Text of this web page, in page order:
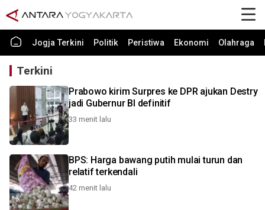
Jogja Terkini Politik Peristiwa Ekonomi Olahraga
Terkini
Prabowo kirim Surpres ke DPR ajukan Destry
jadi Gubernur BI definitif
33 menit lalu
BPS: Harga bawang putih mulai turun dan
relatif terkendali
42 menit lalu